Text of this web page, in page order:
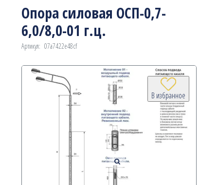
Опора силовая ОСП-0,7-
6,0/8,0-01 г.ц.
Артикул: 07a7422e48cf
В избранное